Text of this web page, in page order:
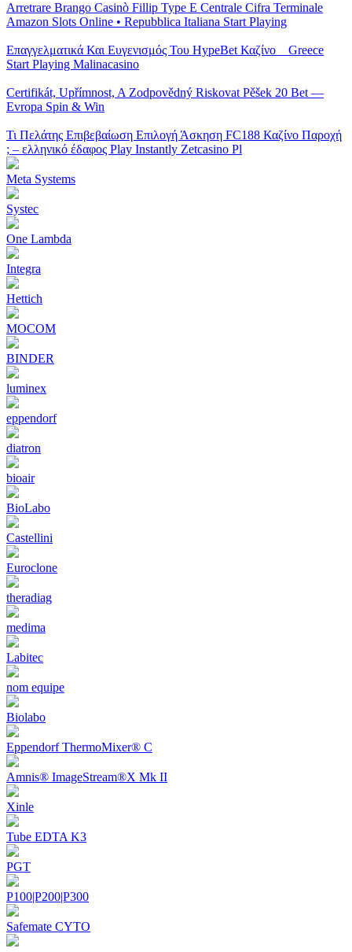
Arretrare Brango Casinò Fillip Type E Centrale Cifra Terminale
Amazon Slots Online • Repubblica Italiana Start Playing
Επαγγελματικά Και Ευγενισμός Του HypeBet Καζίνο _ Greece
Start Playing Malinacasino
Certifikát, Upřímnost, A Zodpovědný Riskovat Pěšek 20 Bet —
Evropa Spin & Win
Τι Πελάτης Επιβεβαίωση Επιλογή Άσκηση FC188 Καζίνο Παροχή
; – ελληνικό έδαφος Play Instantly Zetcasino Pl
Meta Systems
Systec
One Lambda
Integra
Hettich
MOCOM
BINDER
luminex
eppendorf
diatron
bioair
BioLabo
Castellini
Euroclone
theradiag
medima
Labitec
nom equipe
Biolabo
Eppendorf ThermoMixer® C
Amnis® ImageStream®X Mk II
Xinle
Tube EDTA K3
PGT
P100|P200|P300
Safemate CYTO